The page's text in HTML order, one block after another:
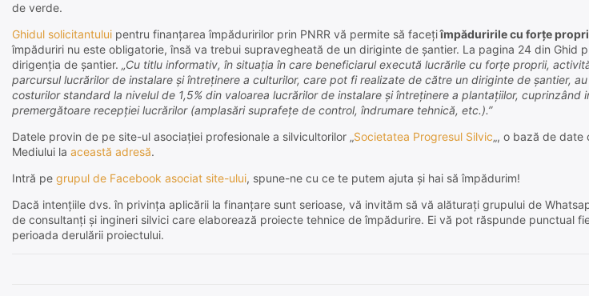
de verde.
Ghidul solicitantului pentru finanțarea împăduririlor prin PNRR vă permite să facețiîmpăduririle cu forțe
împăduriri nu este obligatorie, însă va trebui supravegheată de un diriginte de șantier. La pagina 24 din Ghid
dirigenția de șantier. „Cu titlu informativ, în situația în care beneficiarul execută lucrările cu forțe proprii,
parcursul lucrărilor de instalare și întreținere a culturilor, care pot fi realizate de către un diriginte de șantier,
costurilor standard la nivelul de 1,5% din valoarea lucrărilor de instalare și întreținere a plantațiilor, cuprinzând
premergătoare recepției lucrărilor (amplasări suprafețe de control, îndrumare tehnică, etc.).”
Datele provin de pe site-ul asociației profesionale a silvicultorilor „Societatea Progresul Silvic„, o bază de date
Mediului la această adresă.
Intră pe grupul de Facebook asociat site-ului, spune-ne cu ce te putem ajuta și hai să împădurim!
Dacă intențiile dvs. în privința aplicării la finanțare sunt serioase, vă invităm să vă alăturați grupului de
de consultanți și ingineri silvici care elaborează proiecte tehnice de împădurire. Ei vă pot răspunde punctual
perioada derulării proiectului.